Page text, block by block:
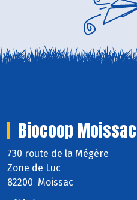
Biocoop Moissac
730 route de la Mégère
Zone de Luc
82200 Moissac